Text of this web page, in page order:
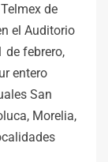
de
el Auditorio
de febrero,
entero
San
Morelia,